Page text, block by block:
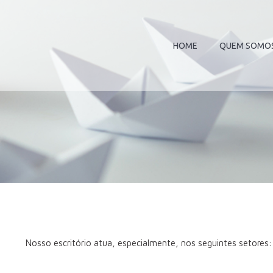
HOME QUEM
Nosso escritório atua, especialmente, nos seguintes setores: